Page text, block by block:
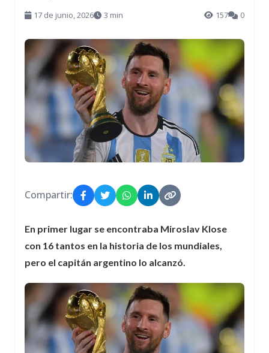
17 de junio, 2026 3 min 157 0
Compartir:
En primer lugar se encontraba Miroslav Klose
con 16 tantos en la historia de los mundiales,
pero el capitán argentino lo alcanzó.